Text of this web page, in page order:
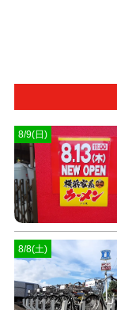
8/9(日)
8/8(土)